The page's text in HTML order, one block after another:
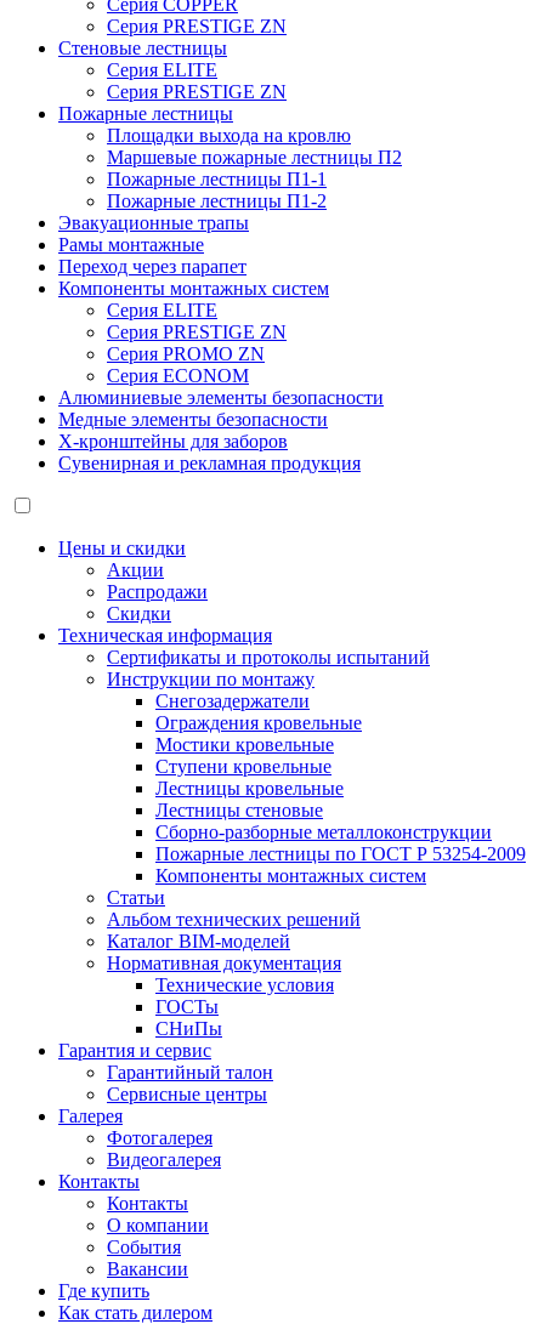
Серия COPPER
Серия PRESTIGE ZN
Стеновые лестницы
Серия ELITE
Серия PRESTIGE ZN
Пожарные лестницы
Площадки выхода на кровлю
Маршевые пожарные лестницы П2
Пожарные лестницы П1-1
Пожарные лестницы П1-2
Эвакуационные трапы
Рамы монтажные
Переход через парапет
Компоненты монтажных систем
Серия ELITE
Серия PRESTIGE ZN
Серия PROMO ZN
Серия ECONOM
Алюминиевые элементы безопасности
Медные элементы безопасности
X-кронштейны для заборов
Сувенирная и рекламная продукция
Цены и скидки
Акции
Распродажи
Скидки
Техническая информация
Сертификаты и протоколы испытаний
Инструкции по монтажу
Снегозадержатели
Ограждения кровельные
Мостики кровельные
Ступени кровельные
Лестницы кровельные
Лестницы стеновые
Сборно-разборные металлоконструкции
Пожарные лестницы по ГОСТ Р 53254-2009
Компоненты монтажных систем
Статьи
Альбом технических решений
Каталог BIM-моделей
Нормативная документация
Технические условия
ГОСТы
СНиПы
Гарантия и сервис
Гарантийный талон
Сервисные центры
Галерея
Фотогалерея
Видеогалерея
Контакты
Контакты
О компании
События
Вакансии
Где купить
Как стать дилером